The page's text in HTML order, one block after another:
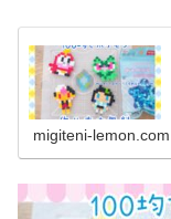
migiteni-lemon.com